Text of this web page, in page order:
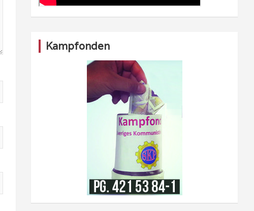
Kampfonden